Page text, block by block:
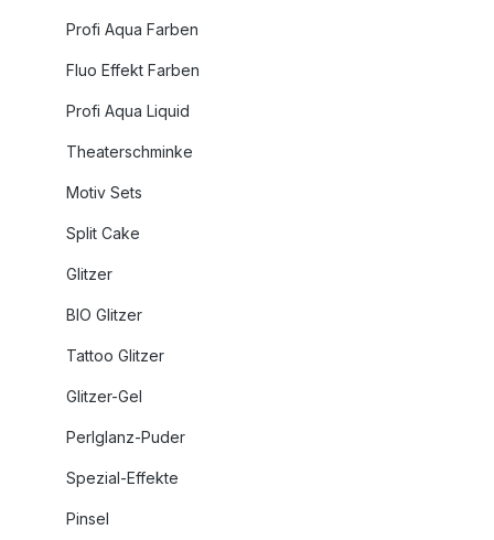
Profi Aqua Farben
Fluo Effekt Farben
Profi Aqua Liquid
Theaterschminke
Motiv Sets
Split Cake
Glitzer
BIO Glitzer
Tattoo Glitzer
Glitzer-Gel
Perlglanz-Puder
Spezial-Effekte
Pinsel